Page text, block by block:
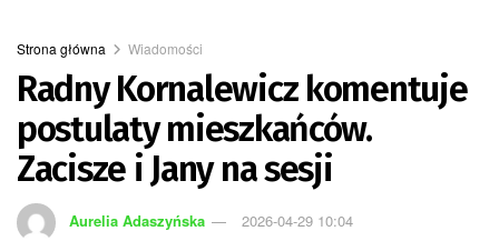
Strona główna Wiadomości
Radny Kornalewicz komentuje
postulaty mieszkańców.
Zacisze i Jany na sesji
Aurelia Adaszyńska 2026-04-29 10:04